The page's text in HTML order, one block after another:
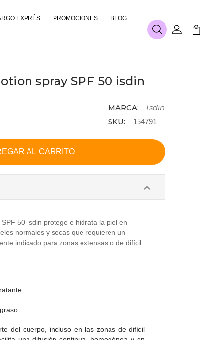
EXPRÉS PROMOCIONES BLOG
BuscarMi Cuenta
Mi
spray SPF 50 isdin
MARCA:
Isdin
SKU:
154791
50 Isdin protege e hidrata la piel en
normales y secas que requieren un
indicado para zonas extensas o de difícil
del cuerpo, incluso en las zonas de difícil